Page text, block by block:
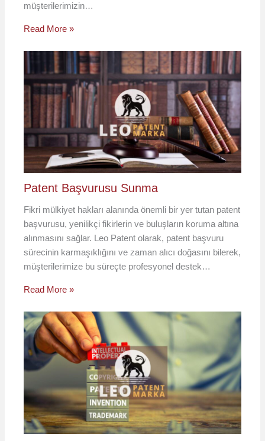
müşterilerimizin…
Read More »
Patent Başvurusu Sunma
Fikri mülkiyet hakları alanında önemli bir yer tutan patent
başvurusu, yenilikçi fikirlerin ve buluşların koruma altına
alınmasını sağlar. Leo Patent olarak, patent başvuru
sürecinin karmaşıklığını ve zaman alıcı doğasını bilerek,
müşterilerimize bu süreçte profesyonel destek…
Read More »